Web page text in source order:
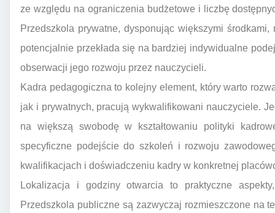
ze względu na ograniczenia budżetowe i liczbę
Przedszkola prywatne, dysponując większymi
potencjalnie przekłada się na bardziej indywidualne
obserwacji jego rozwoju przez nauczycieli.
Kadra pedagogiczna to kolejny element, który warto
jak i prywatnych, pracują wykwalifikowani nauczyciele.
na większą swobodę w kształtowaniu polityki
specyficzne podejście do szkoleń i rozwoju
kwalifikacjach i doświadczeniu kadry w konkretnej
Lokalizacja i godziny otwarcia to praktyczne
Przedszkola publiczne są zazwyczaj rozmieszczone na